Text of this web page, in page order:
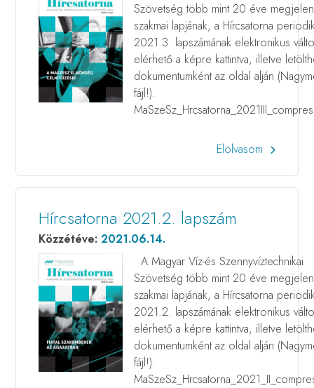
Szövetség több mint 20 éve
szakmai lapjának, a Hírcsatorna
2021.3. lapszámának elektronikus
elérhető a képre kattintva, illetve
dokumentumként az oldal alján
fájl!).
Elolvasom
Hírcsatorna 2021.2. lapszám
Közzétéve:2021.06.14.
A Magyar Víz-és Szennyvíztechnikai
Szövetség több mint 20 éve
szakmai lapjának, a Hírcsatorna
2021.2. lapszámának elektronikus
elérhető a képre kattintva, illetve
dokumentumként az oldal alján
fájl!).